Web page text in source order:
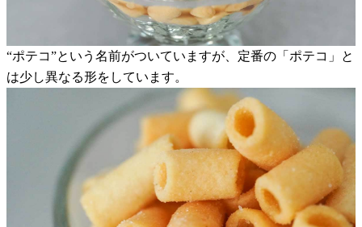
“ポテコ”という名前がついていますが、定番の「ポテコ」と
は少し異なる形をしています。